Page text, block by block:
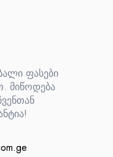
ფასები
მიწოდება